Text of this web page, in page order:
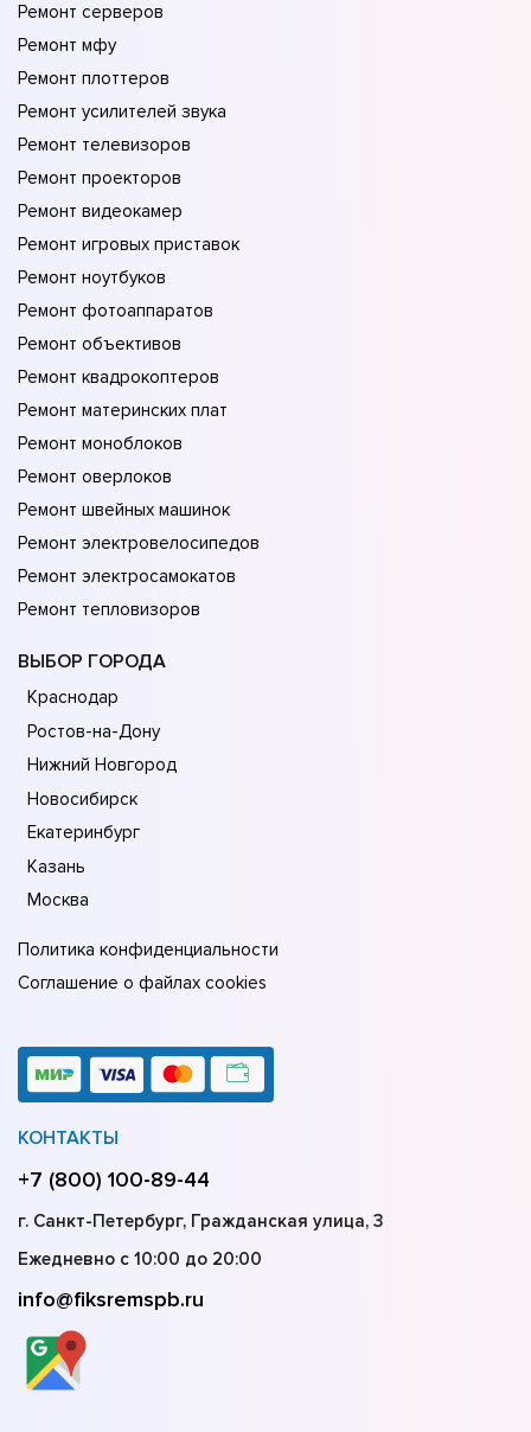
Ремонт серверов
Ремонт мфу
Ремонт плоттеров
Ремонт усилителей звука
Ремонт телевизоров
Ремонт проекторов
Ремонт видеокамер
Ремонт игровых приставок
Ремонт ноутбуков
Ремонт фотоаппаратов
Ремонт объективов
Ремонт квадрокоптеров
Ремонт материнских плат
Ремонт моноблоков
Ремонт оверлоков
Ремонт швейных машинок
Ремонт электровелосипедов
Ремонт электросамокатов
Ремонт тепловизоров
ВЫБОР ГОРОДА
Краснодар
Ростов-на-Дону
Нижний Новгород
Новосибирск
Екатеринбург
Казань
Москва
Политика конфиденциальности
Соглашение о файлах cookies
КОНТАКТЫ
+7 (800) 100-89-44
г. Санкт-Петербург, Гражданская улица, 3
Ежедневно с 10:00 до 20:00
info@fiksremspb.ru